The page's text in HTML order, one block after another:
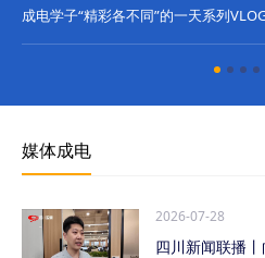
成电学子“精彩各不同”的一天系列
媒体成电
2026-07-28
四川新闻联播